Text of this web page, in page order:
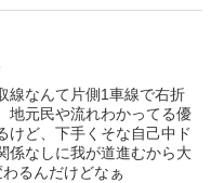
なんて片側1車線で右折
元民や流れわかってる優
けど、下手くそな自己中ド
係なしに我が道進むから大
るんだけどなぁ